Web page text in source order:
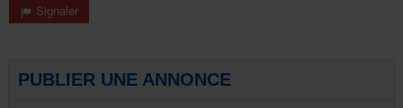
Signaler
PUBLIER UNE ANNONCE